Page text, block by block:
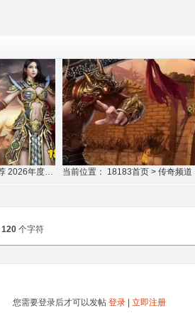
神器单职业版本传奇推荐 2026年度最新1人1
120 个字符
您需要登录后才可以发帖 登录 立即注册